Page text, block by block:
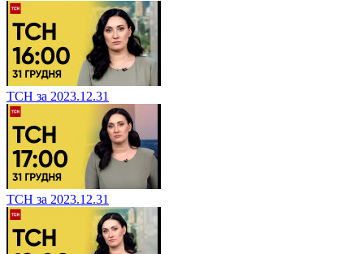
ТСН за 2023.12.31
ТСН за 2023.12.31